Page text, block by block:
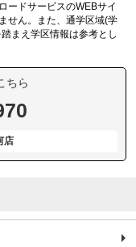
ードサービスのWEBサイ
せん。また、通学区域(学
まえ学区情報は参考とし
ちら
店